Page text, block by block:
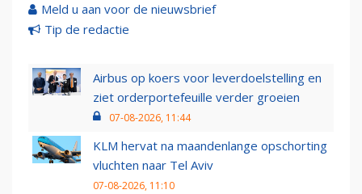
Meld u aan voor de nieuwsbrief
Tip de redactie
Airbus op koers voor leverdoelstelling en
ziet orderportefeuille verder groeien
07-08-2026, 11:44
KLM hervat na maandenlange opschorting
vluchten naar Tel Aviv
07-08-2026, 11:10